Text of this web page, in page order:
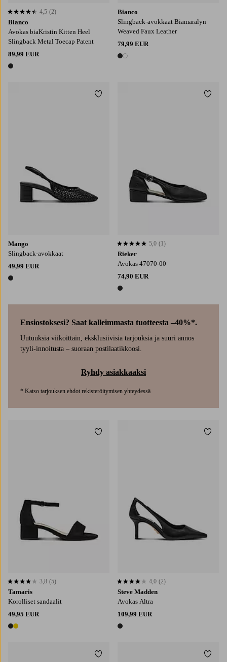
Bianco
Avokas biaKristin Kitten Heel
Slingback Metal Toecap Patent
89,99 EUR
1 väri
4,5 perustuen 2 arvosanaan
4,5 (2)
Bianco
Slingback-avokkaat Biamaralyn
Weaved Faux Leather
79,99 EUR
2 värejä
Mango
Slingback-avokkaat
49,99 EUR
1 väri
Lisää suosikkeihin
Rieker
Avokas 47070-00
74,90 EUR
1 väri
5,0 perustuen 1 arvosanaan
5,0 (1)
Ensiostoksesi? Saat kalleimmasta tuotteesta –40%*.
Uutuuksia viikoittain, eksklusiivisia tarjouksia ja suuri annos
tyyli-innoitusta – suoraan postilaatikkoosi.
Ryhdy asiakkaaksi
* Katso tarjouksen ehdot rekisteröitymisen yhteydessä
Tamaris
Korolliset sandaalit
49,95 EUR
2 värejä
3,8 perustuen 5 arvosanaan
3,8 (5)
Lisää suosikkeihin
Steve Madden
Avokas Altra
109,99 EUR
1 väri
4,0 perustuen 2 arvosanaan
4,0 (2)
Lisää suosikkeihin